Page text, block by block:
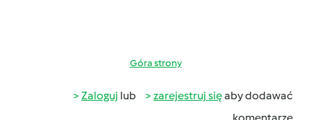
Góra strony
Zaloguj lub zarejestruj sięaby dodawać